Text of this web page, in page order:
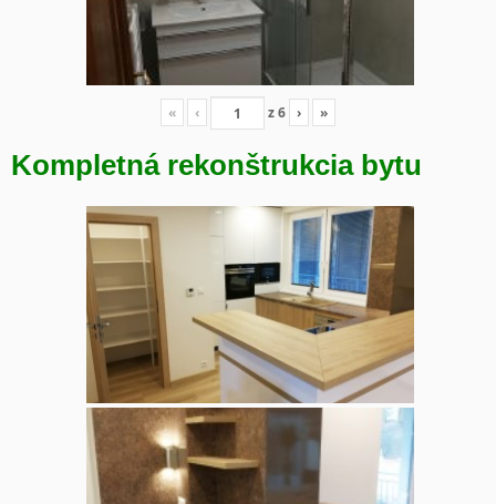
« ‹ z6 › »
Kompletná rekonštrukcia bytu